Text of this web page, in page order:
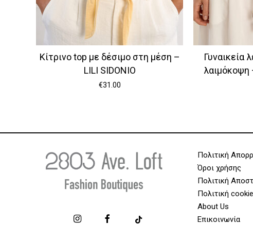
Κίτρινο top με δέσιμο στη μέση –
LILI SIDONIO
€31.00
Γυναικεία
λαιμόκοψη
Πολιτική
Όροι χρήσης
Πολιτική
Πολιτική
About Us
Επικοινωνία